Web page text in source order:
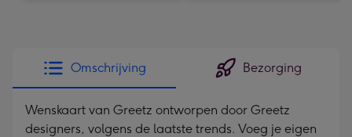
Omschrijving Bezorging
Wenskaart van Greetz ontworpen door Greetz
designers, volgens de laatste trends. Voeg je eigen